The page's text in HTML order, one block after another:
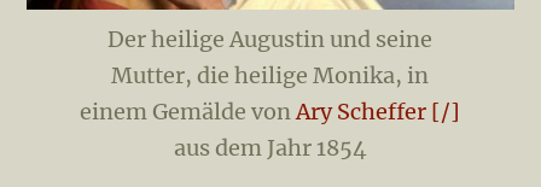
Der heilige Augustin und seine
Mutter, die heilige Monika, in
einem Gemälde von Ary Scheffer [/]
aus dem Jahr 1854